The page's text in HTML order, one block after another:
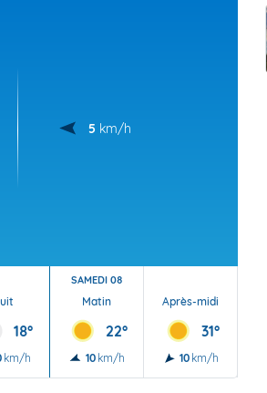
5 km/h
18°
km/h
SAMEDI 08
Matin
22°
10 km/h
Après-midi
31°
10 km/h